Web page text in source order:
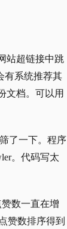
站超链接中跳
有系统推荐其
文档。可以用
了一下。程序
。代码写太
数一直在增
赞数排序得到